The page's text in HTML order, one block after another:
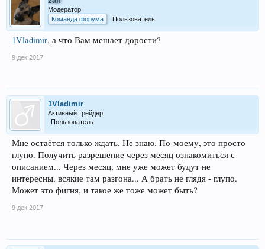
Модератор
Команда форума
Пользователь
1Vladimir, а что Вам мешает дорости?
9 дек 2017
1Vladimir
Активный трейдер
Пользователь
Мне остаётся только ждать. Не знаю. По-моему, это просто
глупо. Получить разрешение через месяц ознакомиться с
описанием... Через месяц, мне уже может будут не
интересны, всякие там разгона... А брать не глядя - глупо.
Может это фигня, и такое же тоже может быть?
9 дек 2017